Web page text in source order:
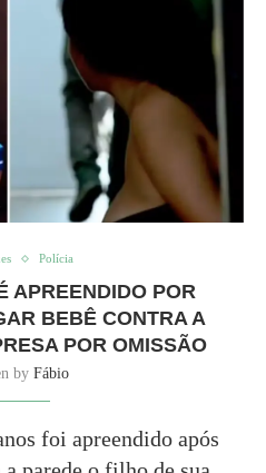
Polícia
APREENDIDO POR
BEBÊ CONTRA A
POR OMISSÃO
by Fábio
foi apreendido após